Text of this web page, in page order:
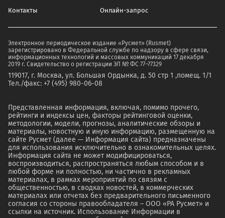
Контакты Онлайн-запрос
Электронное периодическое издание «Русмет» (Rusmet)
зарегистрировано в Федеральной службе по надзору в сфере связи,
информационных технологий и массовых коммуникаций 17 декабря
2019 г. Свидетельство о регистрации ЭЛ № ФС 77–77329
119017, г. Москва, ул. Большая Ордынка, д. 50 стр 1 ,помещ. 1/1
Тел./факс: +7 (495) 980-06-08
Представленная информация, включая, помимо прочего,
рейтинги и индексы цен, факторы рейтинговой оценки,
методологии, модели, прогнозы, аналитические обзоры и
материалы, новостную и иную информацию, размещенную на
сайте Русмет (далее — Информация сайта) предназначены
для использования исключительно в ознакомительных целях.
Информация сайта не может модифицироваться,
воспроизводиться, распространяться любым способом и в
любой форме ни полностью, ни частично в рекламных
материалах, в рамках мероприятий по связям с
общественностью, в сводках новостей, в коммерческих
материалах или отчетах без предварительного письменного
согласия со стороны правообладателя – ООО «РА Русмет» и
ссылки на источник. Использование Информации в